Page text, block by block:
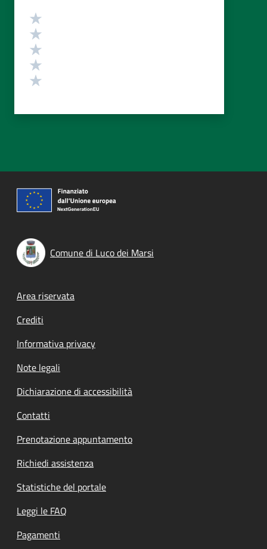
Valutazione
Comune di Luco dei Marsi
Footer menu
Area riservata
Crediti
Informativa privacy
Note legali
Dichiarazione di accessibilità
Contatti
Prenotazione appuntamento
Richiedi assistenza
Statistiche del portale
Leggi le FAQ
Pagamenti